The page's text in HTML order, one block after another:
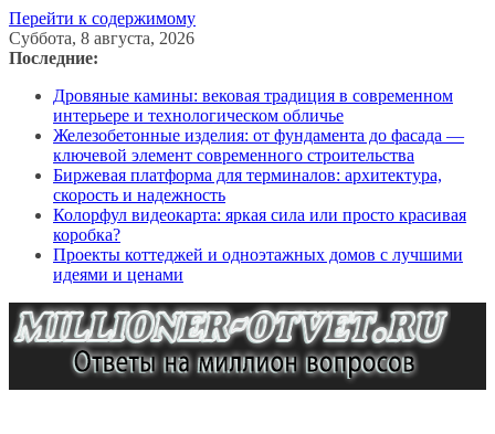
Перейти к содержимому
Суббота, 8 августа, 2026
Последние:
Дровяные камины: вековая традиция в современном
интерьере и технологическом обличье
Железобетонные изделия: от фундамента до фасада —
ключевой элемент современного строительства
Биржевая платформа для терминалов: архитектура,
скорость и надежность
Колорфул видеокарта: яркая сила или просто красивая
коробка?
Проекты коттеджей и одноэтажных домов с лучшими
идеями и ценами